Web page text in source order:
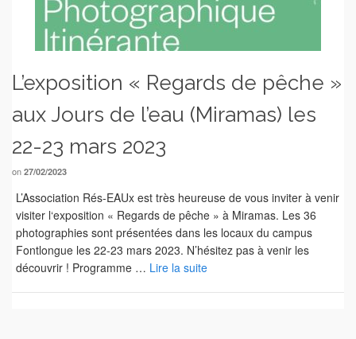
L’exposition « Regards de pêche »
aux Jours de l’eau (Miramas) les
22-23 mars 2023
on 27/02/2023
L’Association Rés-EAUx est très heureuse de vous inviter à venir
visiter l‘exposition « Regards de pêche » à Miramas. Les 36
photographies sont présentées dans les locaux du campus
Fontlongue les 22-23 mars 2023. N’hésitez pas à venir les
découvrir ! Programme … Lire la suite